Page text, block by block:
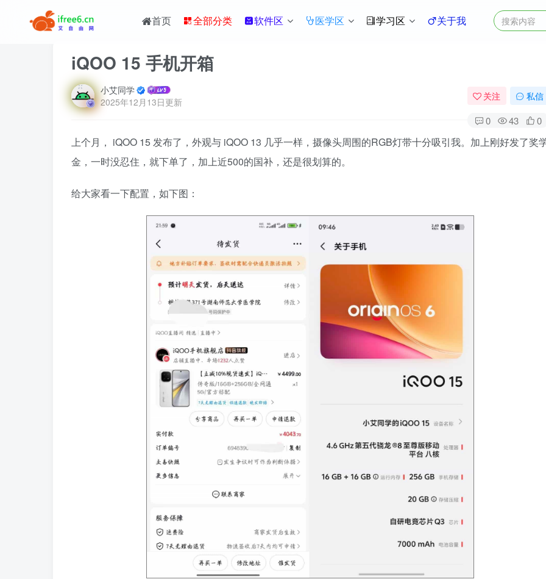
首页 全部分类 软件区 医学区 学习区 关于我
iQOO 15 手机开箱
小艾同学
2025年12月13日更新
关注 私信
0 43 0
上个月， iQOO 15 发布了，外观与 iQOO 13 几乎一样，摄像头周围的RGB灯带十分吸引我。加上刚好发了奖
金，一时没忍住，就下单了，加上近500的国补，还是很划算的。
给大家看一下配置，如下图：